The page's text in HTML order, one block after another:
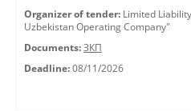
Organizer of tender: Limited
Uzbekistan Operating Company"
Documents: ЗКП
Deadline: 08/11/2026